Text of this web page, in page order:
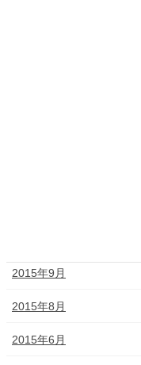
2015年9月
2015年8月
2015年6月